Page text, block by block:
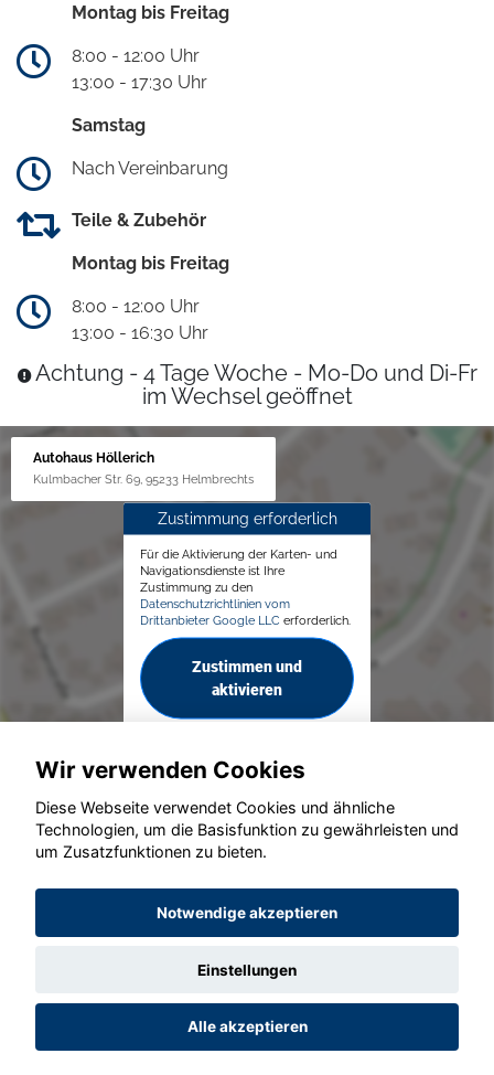
Montag bis Freitag
8:00 - 12:00 Uhr
13:00 - 17:30 Uhr
Samstag
Nach Vereinbarung
Teile & Zubehör
Montag bis Freitag
8:00 - 12:00 Uhr
13:00 - 16:30 Uhr
Achtung - 4 Tage Woche - Mo-Do und Di-Fr
im Wechsel geöffnet
Autohaus Höllerich
Kulmbacher Str. 69, 95233 Helmbrechts
Zustimmung erforderlich
Für die Aktivierung der Karten- und
Navigationsdienste ist Ihre
Zustimmung zu den
Datenschutzrichtlinien vom
Drittanbieter Google LLC erforderlich.
Zustimmen und
aktivieren
© konjunkturmotor.de GmbH 2020 - 2026
Wir verwenden Cookies
Diese Webseite verwendet Cookies und ähnliche
Technologien, um die Basisfunktion zu gewährleisten und
um Zusatzfunktionen zu bieten.
Notwendige akzeptieren
Einstellungen
Alle akzeptieren